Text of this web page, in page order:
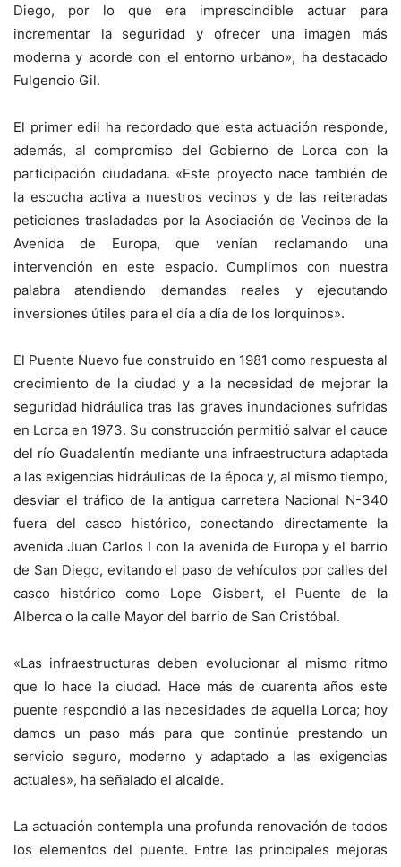
Diego, por lo que era imprescindible actuar para
incrementar la seguridad y ofrecer una imagen más
moderna y acorde con el entorno urbano», ha destacado
Fulgencio Gil.
El primer edil ha recordado que esta actuación responde,
además, al compromiso del Gobierno de Lorca con la
participación ciudadana. «Este proyecto nace también de
la escucha activa a nuestros vecinos y de las reiteradas
peticiones trasladadas por la Asociación de Vecinos de la
Avenida de Europa, que venían reclamando una
intervención en este espacio. Cumplimos con nuestra
palabra atendiendo demandas reales y ejecutando
inversiones útiles para el día a día de los lorquinos».
El Puente Nuevo fue construido en 1981 como respuesta al
crecimiento de la ciudad y a la necesidad de mejorar la
seguridad hidráulica tras las graves inundaciones sufridas
en Lorca en 1973. Su construcción permitió salvar el cauce
del río Guadalentín mediante una infraestructura adaptada
a las exigencias hidráulicas de la época y, al mismo tiempo,
desviar el tráfico de la antigua carretera Nacional N-340
fuera del casco histórico, conectando directamente la
avenida Juan Carlos I con la avenida de Europa y el barrio
de San Diego, evitando el paso de vehículos por calles del
casco histórico como Lope Gisbert, el Puente de la
Alberca o la calle Mayor del barrio de San Cristóbal.
«Las infraestructuras deben evolucionar al mismo ritmo
que lo hace la ciudad. Hace más de cuarenta años este
puente respondió a las necesidades de aquella Lorca; hoy
damos un paso más para que continúe prestando un
servicio seguro, moderno y adaptado a las exigencias
actuales», ha señalado el alcalde.
La actuación contempla una profunda renovación de todos
los elementos del puente. Entre las principales mejoras